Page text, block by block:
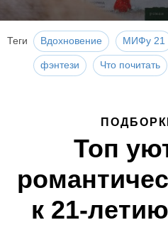
Теги Вдохновение МИФу 21
фэнтези Что почитать
Топ
к 21-